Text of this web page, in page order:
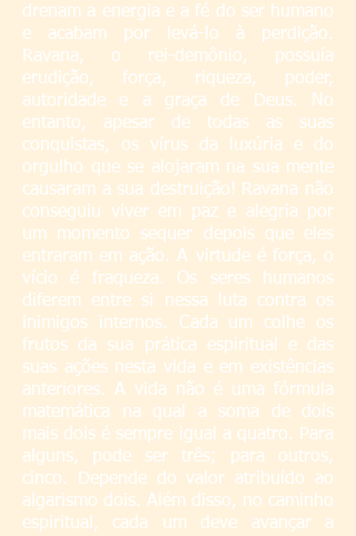
drenam a energia e a fé do ser humano
e acabam por levá-lo à perdição.
Ravana, o rei-demônio, possuía
erudição, força, riqueza, poder,
autoridade e a graça de Deus. No
entanto, apesar de todas as suas
conquistas, os vírus da luxúria e do
orgulho que se alojaram na sua mente
causaram a sua destruição! Ravana não
conseguiu viver em paz e alegria por
um momento sequer depois que eles
entraram em ação. A virtude é força, o
vício é fraqueza. Os seres humanos
diferem entre si nessa luta contra os
inimigos internos. Cada um colhe os
frutos da sua prática espiritual e das
suas ações nesta vida e em existências
anteriores. A vida não é uma fórmula
matemática na qual a soma de dois
mais dois é sempre igual a quatro. Para
alguns, pode ser três; para outros,
cinco. Depende do valor atribuído ao
algarismo dois. Além disso, no caminho
espiritual, cada um deve avançar a